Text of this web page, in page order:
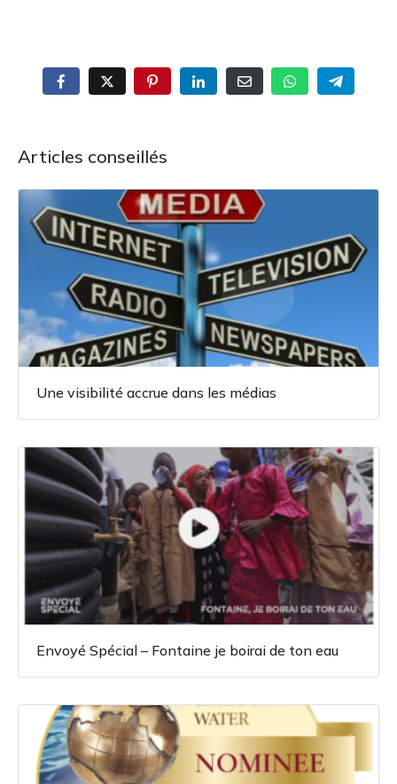
Articles conseillés
Une visibilité accrue dans les médias
Envoyé Spécial – Fontaine je boirai de ton eau